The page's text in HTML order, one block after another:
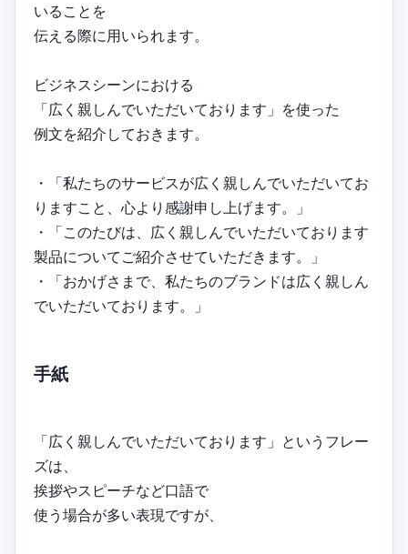
いることを
伝える際に用いられます。
ビジネスシーンにおける
「広く親しんでいただいております」を使った
例文を紹介しておきます。
・「私たちのサービスが広く親しんでいただいてお
りますこと、心より感謝申し上げます。」
・「このたびは、広く親しんでいただいております
製品についてご紹介させていただきます。」
・「おかげさまで、私たちのブランドは広く親しん
でいただいております。」
手紙
「広く親しんでいただいております」というフレー
ズは、
挨拶やスピーチなど口語で
使う場合が多い表現ですが、